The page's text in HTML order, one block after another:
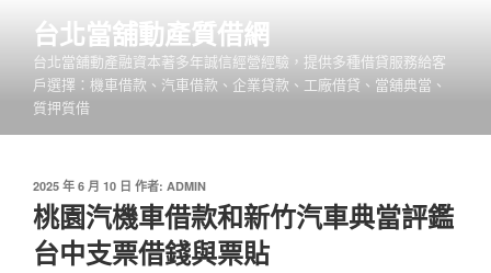
台北當舖動產質借網
台北當舖動產融資本著多年誠信經營經驗，提供多種借貸服務給客
戶選擇：機車借款、汽車借款、企業貸款、工廠借貸、當舖典當、
質押質借
發
佈
於
2025 年 6 月 10 日 作者: ADMIN
桃園汽機車借款和新竹汽車典當評鑑
台中支票借錢與票貼